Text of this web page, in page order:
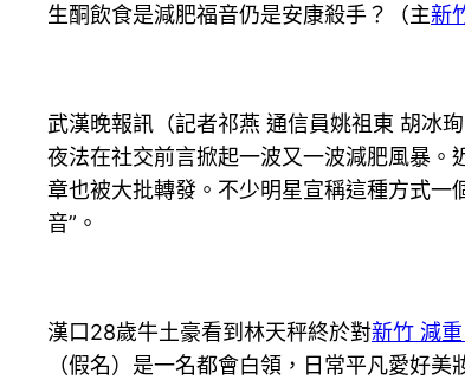
生酮飲食是減肥福音仍是安康殺手？（主新
武漢晚報訊（記者祁燕 通信員姚祖東 胡冰
夜法在社交前言掀起一波又一波減肥風暴。
章也被大批轉發。不少明星宣稱這種方式一
音”。
漢口28歲牛土豪看到林天秤終於對新竹 減
（假名）是一名都會白領，日常平凡愛好